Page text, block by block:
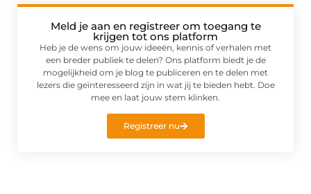
Meld je aan en registreer om toegang te
krijgen tot ons platform
Heb je de wens om jouw ideeën, kennis of verhalen met
een breder publiek te delen? Ons platform biedt je de
mogelijkheid om je blog te publiceren en te delen met
lezers die geïnteresseerd zijn in wat jij te bieden hebt. Doe
mee en laat jouw stem klinken.
Registreer nu